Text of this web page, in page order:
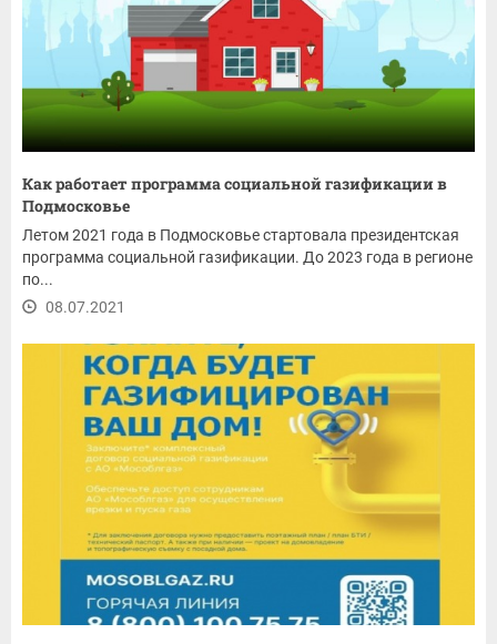
Как работает программа социальной газификации в
Подмосковье
Летом 2021 года в Подмосковье стартовала президентская
программа социальной газификации. До 2023 года в регионе
по...
08.07.2021